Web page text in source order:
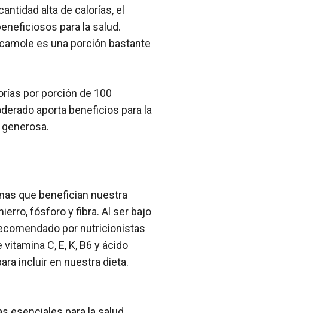
alta de calorías, el
para la salud.
es una porción bastante
por porción de 100
aporta beneficios para la
que benefician nuestra
fósforo y fibra. Al ser bajo
por nutricionistas
C, E, K, B6 y ácido
incluir en nuestra dieta.